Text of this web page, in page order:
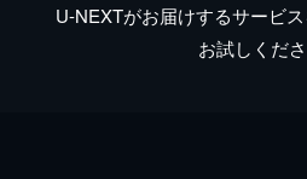
U-NEXTがお届けするサービ
お試しくださ